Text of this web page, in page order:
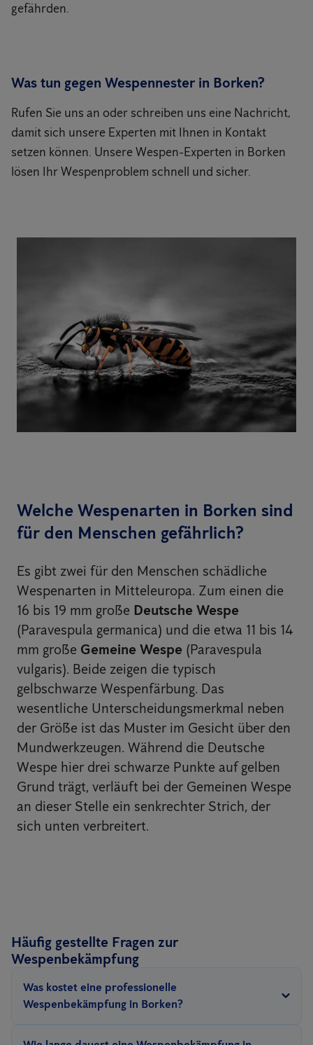
gefährden.
Was tun gegen Wespennester in Borken?
Rufen Sie uns an oder schreiben uns eine Nachricht,
damit sich unsere Experten mit Ihnen in Kontakt
setzen können. Unsere Wespen-Experten in Borken
lösen Ihr Wespenproblem schnell und sicher.
Welche Wespenarten in Borken sind
für den Menschen gefährlich?
Es gibt zwei für den Menschen schädliche
Wespenarten in Mitteleuropa. Zum einen die
16 bis 19 mm große Deutsche Wespe
(Paravespula germanica) und die etwa 11 bis 14
mm große Gemeine Wespe (Paravespula
vulgaris). Beide zeigen die typisch
gelbschwarze Wespenfärbung. Das
wesentliche Unterscheidungsmerkmal neben
der Größe ist das Muster im Gesicht über den
Mundwerkzeugen. Während die Deutsche
Wespe hier drei schwarze Punkte auf gelben
Grund trägt, verläuft bei der Gemeinen Wespe
an dieser Stelle ein senkrechter Strich, der
sich unten verbreitert.
Häufig gestellte Fragen zur
Wespenbekämpfung
Was kostet eine professionelle
Wespenbekämpfung in Borken?